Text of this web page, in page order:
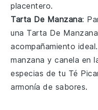
placentero.
Tarta De Manzana:
una Tarta De Manzana
acompañamiento
manzana ycanela en
especias de tu Té
armonía de sabores.